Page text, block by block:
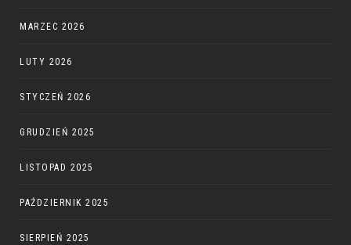
MARZEC 2026
LUTY 2026
STYCZEŃ 2026
GRUDZIEŃ 2025
LISTOPAD 2025
PAŹDZIERNIK 2025
SIERPIEŃ 2025